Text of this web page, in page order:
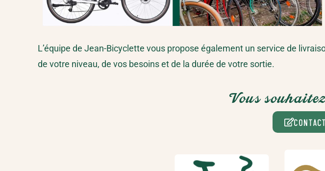
L’équipe de Jean-Bicyclette vous propose également un service de
de votre niveau, de vos besoins et de la durée de votre sortie.
Vous